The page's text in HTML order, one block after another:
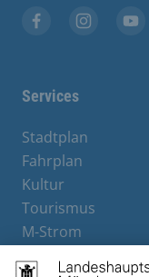
Services
Stadtplan
Fahrplan
Kultur
Tourismus
M-Strom